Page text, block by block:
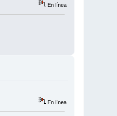
En línea
En línea